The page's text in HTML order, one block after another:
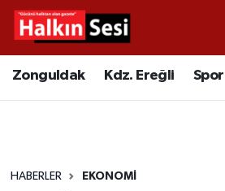
Zonguldak Kdz. Ereğli Spor
HABERLER EKONOMI
Video
Çaycuma
Merkez Hava Durumu